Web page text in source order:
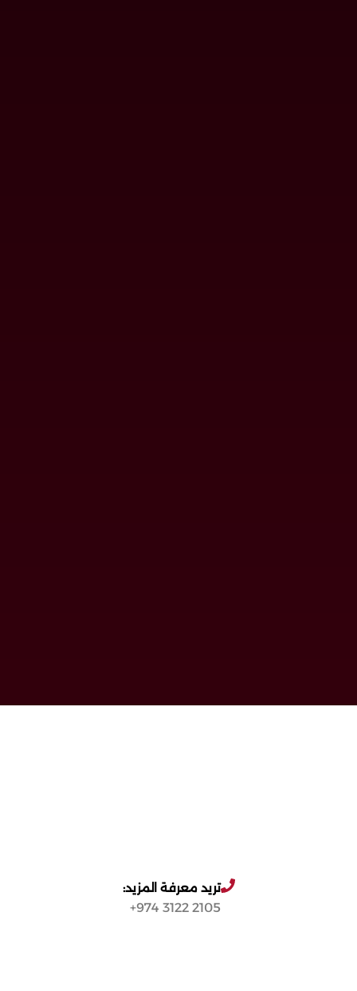
تريد معرفة المزيد:
2105 3122 974+